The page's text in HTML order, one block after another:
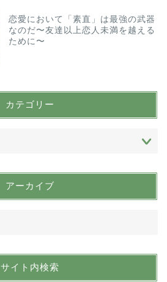
恋愛において「素直」は最強の武器
なのだ〜友達以上恋人未満を越える
ために〜
カテゴリー
アーカイブ
サイト内検索